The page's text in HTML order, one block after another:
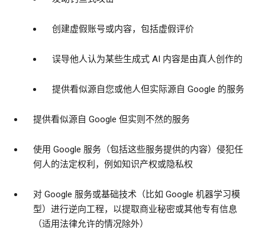
创建虚假账号或内容，包括虚假评价
误导他人认为某些生成式 AI 内容是由真人创作的
提供看似源自您或他人但实际源自 Google 的服务
提供看似源自 Google 但实则不然的服务
使用 Google 服务（包括这些服务提供的内容）侵犯任
何人的法定权利，例如知识产权或隐私权
对 Google 服务或基础技术（比如 Google 机器学习模
型）进行逆向工程，以提取商业秘密或其他专有信息
（适用法律允许的情况除外）